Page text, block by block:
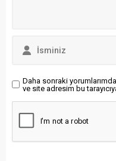
Daha sonraki
ve site adresim bu